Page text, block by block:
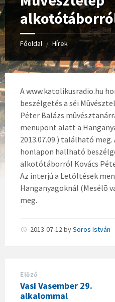
Főoldal / Hírek
A www.katolikusradio.hu
beszélgetés a séi
Péter Balázs
menüpont alatt a
2013.07.09.) található meg.
honlapon hallható
alkotótáborról Kovács
Az interjú a Letöltések
Hanganyagoknál (Mesélõ
meg.
2013-07-12bySörös István
Előző
Vasi Vasember 29.
alkalommal